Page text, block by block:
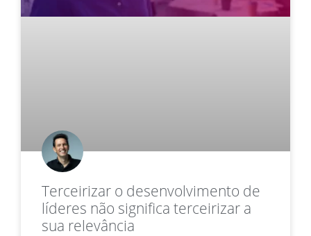
Terceirizar o desenvolvimento de
líderes não significa terceirizar a
sua relevância